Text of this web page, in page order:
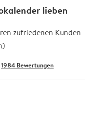
lieben
zufriedenen Kunden
1984 Bewertungen